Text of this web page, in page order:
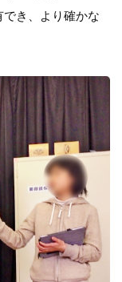
き、より確かな